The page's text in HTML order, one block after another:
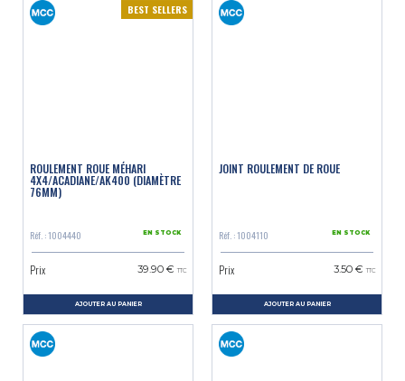
BEST SELLERS
ROULEMENT ROUE MÉHARI
4X4/ACADIANE/AK400 (DIAMÈTRE
76MM)
Réf. : 1004440 EN STOCK
Prix 39.90 € TTC
AJOUTER AU PANIER
JOINT ROULEMENT DE ROUE
Réf. : 1004110 EN STOCK
Prix 3.50 € TTC
AJOUTER AU PANIER